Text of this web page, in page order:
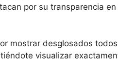
por su transparencia
mostrar desglosados
visualizar